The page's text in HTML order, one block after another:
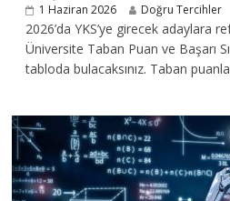
1 Haziran 2026 Doğru Tercihler
2026’da YKS’ye girecek adaylara
Üniversite Taban Puan ve Başarı
tabloda bulacaksınız. Taban